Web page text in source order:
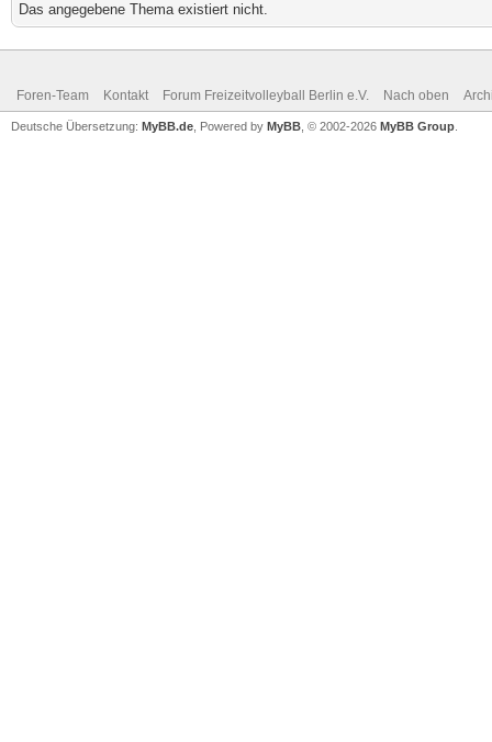
Das angegebene Thema existiert nicht.
Foren-Team Kontakt Forum Freizeitvolleyball Berlin e.V. Nach oben
Deutsche Übersetzung: MyBB.de , Powered by MyBB , © 2002-2026 MyBB Group